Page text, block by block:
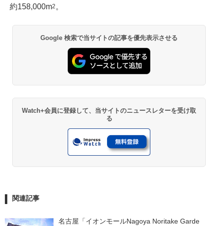
約158,000m2 。
Google 検索で当サイトの記事を優先表示させる
Watch+会員に登録して、当サイトのニュースレターを受け取
る
関連記事
名古屋「イオンモールNagoya Noritake Garde